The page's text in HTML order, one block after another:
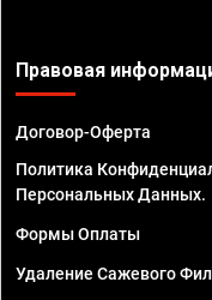
Правовая
Договор-Оферта
Политика
Персональных Данных.
Формы Оплаты
Удаление Сажевого